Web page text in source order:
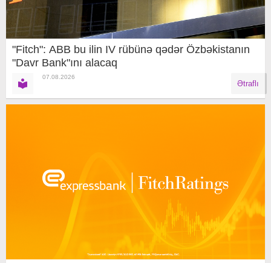
"Fitch": ABB bu ilin IV rübünə qədər Özbəkistanın
"Davr Bank"ını alacaq
07.08.2026
Ətraflı